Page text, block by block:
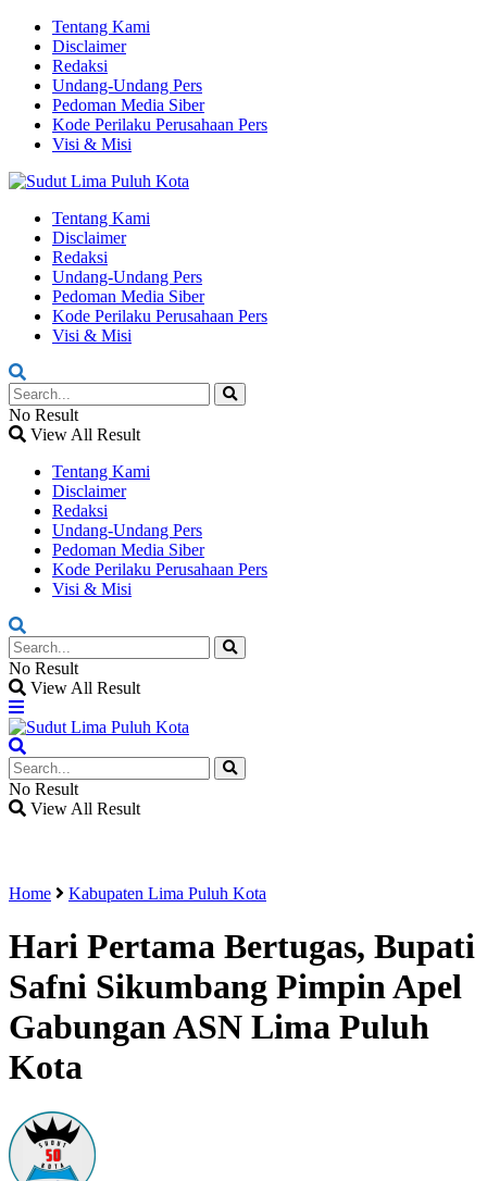
Tentang Kami
Disclaimer
Redaksi
Undang-Undang Pers
Pedoman Media Siber
Kode Perilaku Perusahaan Pers
Visi & Misi
Tentang Kami
Disclaimer
Redaksi
Undang-Undang Pers
Pedoman Media Siber
Kode Perilaku Perusahaan Pers
Visi & Misi
No Result
View All Result
Tentang Kami
Disclaimer
Redaksi
Undang-Undang Pers
Pedoman Media Siber
Kode Perilaku Perusahaan Pers
Visi & Misi
No Result
View All Result
No Result
View All Result
Home Kabupaten Lima Puluh Kota
Hari Pertama Bertugas, Bupati
Safni Sikumbang Pimpin Apel
Gabungan ASN Lima Puluh
Kota